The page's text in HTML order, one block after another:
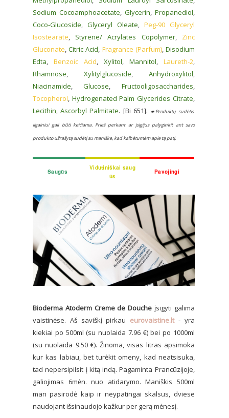
Sodium Cocoamphoacetate, Glycerin, Propanediol,
Coco-Glucoside, Glyceryl Oleate, Peg-90 Glyceryl
Isostearate, Styrene/ Acrylates Copolymer, Zinc
Gluconate,Citric Acid, Fragrance (Parfum), Disodium
Edta, Benzoic Acid, Xylitol, Mannitol, Laureth-2,
Rhamnose, Xylitylglucoside, Anhydroxylitol,
Niacinamide,Glucose, Fructooligosaccharides,
Tocopherol, Hydrogenated Palm Glycerides Citrate,
Lecithin, Ascorbyl Palmitate. [Bi 651].
★Produktų sudėtis
ilgainiui gali būti keičiama. Prieš perkant ar įsigijus palyginkit ant savo
produkto užrašytą sudėtį su maniške, kad kalbėtumėm apie tą patį.
Saugūs
Vidutiniškai saug
ūs
Pavojingi
Bioderma Atoderm Creme de Douche įsigyti galima
vaistinėse. Aš saviškį pirkau eurovaistine.lt- yra
kiekiai po 500ml (su nuolaida 7.96 €) bei po 1000ml
(su nuolaida 9.50 €). Žinoma, visas litras apsimoka
kur kas labiau, bet turėkit omeny, kad neatsisuka,
tad nepersipilsit į kitą indą. Pagaminta Prancūzijoje,
galiojimas 6mėn. nuo atidarymo. Maniškis 500ml
man pasirodė kaip ir neypatingai skalsus, dviese
naudojant išsinaudojo kažkur per gerą mėnesį.